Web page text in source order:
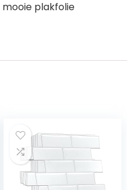
plakfolie